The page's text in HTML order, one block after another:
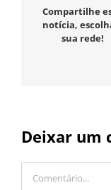
Compartilhe
notícia,
sua rede!
Deixar um